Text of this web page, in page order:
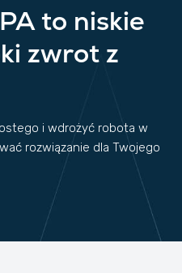
to niskie
zwrot z
i wdrożyć robota w
rozwiązanie dla Twojego